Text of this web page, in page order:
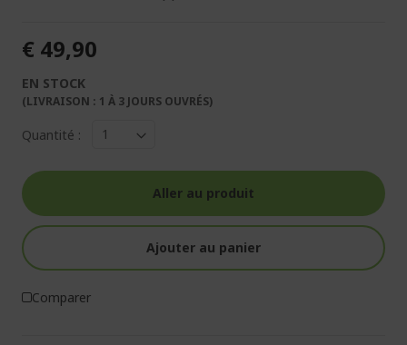
€ 49,90
EN STOCK
(LIVRAISON : 1 À 3 JOURS OUVRÉS)
Quantité :
Aller au produit
Ajouter au panier
Comparer